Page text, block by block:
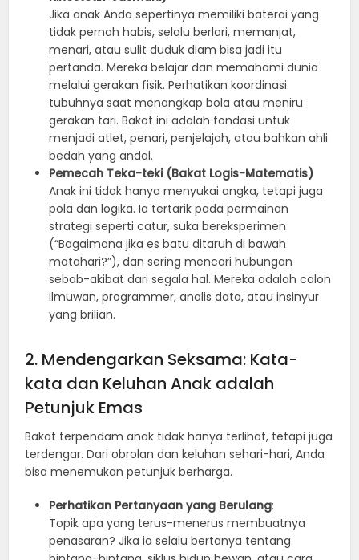
Jika anak Anda sepertinya memiliki baterai yang
tidak pernah habis, selalu berlari, memanjat,
menari, atau sulit duduk diam bisa jadi itu
pertanda. Mereka belajar dan memahami dunia
melalui gerakan fisik. Perhatikan koordinasi
tubuhnya saat menangkap bola atau meniru
gerakan tari. Bakat ini adalah fondasi untuk
menjadi atlet, penari, penjelajah, atau bahkan ahli
bedah yang andal.
Pemecah Teka-teki (Bakat Logis-Matematis)
Anak ini tidak hanya menyukai angka, tetapi juga
pola dan logika. Ia tertarik pada permainan
strategi seperti catur, suka bereksperimen
(“Bagaimana jika es batu ditaruh di bawah
matahari?”), dan sering mencari hubungan
sebab-akibat dari segala hal. Mereka adalah calon
ilmuwan, programmer, analis data, atau insinyur
yang brilian.
2. Mendengarkan Seksama: Kata-
kata dan Keluhan Anak adalah
Petunjuk Emas
Bakat terpendam anak tidak hanya terlihat, tetapi juga
terdengar. Dari obrolan dan keluhan sehari-hari, Anda
bisa menemukan petunjuk berharga.
Perhatikan Pertanyaan yang Berulang:
Topik apa yang terus-menerus membuatnya
penasaran? Jika ia selalu bertanya tentang